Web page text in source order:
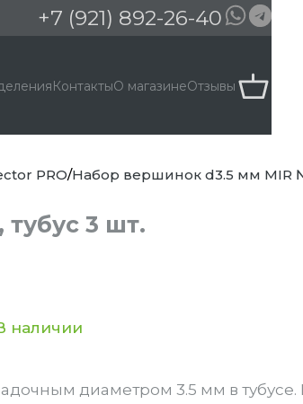
+7 (921) 892-26-40
КонтактыО магазинеОтзывы
PRO Набор вершинок d3.5 мм MIR
3 шт.
наличии
диаметром 3.5 мм в тубусе.